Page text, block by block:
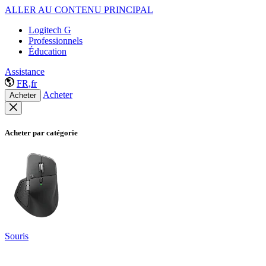
ALLER AU CONTENU PRINCIPAL
Logitech G
Professionnels
Éducation
Assistance
FR,fr
Acheter Acheter
Acheter par catégorie
Souris